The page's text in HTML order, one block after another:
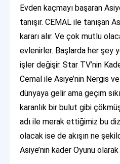
Evden kaçmayı başaran
tanışır. CEMAL ile tanışan
kararı alır. Ve çok mutlu
evlenirler. Başlarda her şey
işler değişir. Star TV’nin
Cemal ile Asiye’nin Nergis
dünyaya gelir ama geçim
karanlık bir bulut gibi
adı ile merak ettiğimiz bu
olacak ise de akışın ne
Asiye’nin kader Oyunu olarak